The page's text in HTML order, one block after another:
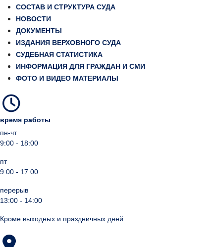
СОСТАВ И СТРУКТУРА СУДА
НОВОСТИ
ДОКУМЕНТЫ
ИЗДАНИЯ ВЕРХОВНОГО СУДА
СУДЕБНАЯ СТАТИСТИКА
ИНФОРМАЦИЯ ДЛЯ ГРАЖДАН И СМИ
ФОТО И ВИДЕО МАТЕРИАЛЫ
время работы
пн-чт
9:00 - 18:00
пт
9:00 - 17:00
перерыв
13:00 - 14:00
Кроме выходных и праздничных дней